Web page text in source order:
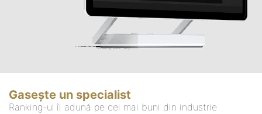
Gasește un specialist
Ranking-ul îi adună pe cei mai buni din industrie